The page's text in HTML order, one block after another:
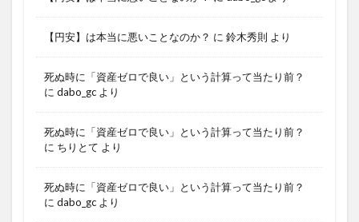
【円安】は本当に悪いことなのか？ に 鈴木秀則 より
死ぬ時に「資産ゼロで良い」という計算って当たり前？
に dabo_gc より
死ぬ時に「資産ゼロで良い」という計算って当たり前？
に ちりとて より
死ぬ時に「資産ゼロで良い」という計算って当たり前？
に dabo_gc より